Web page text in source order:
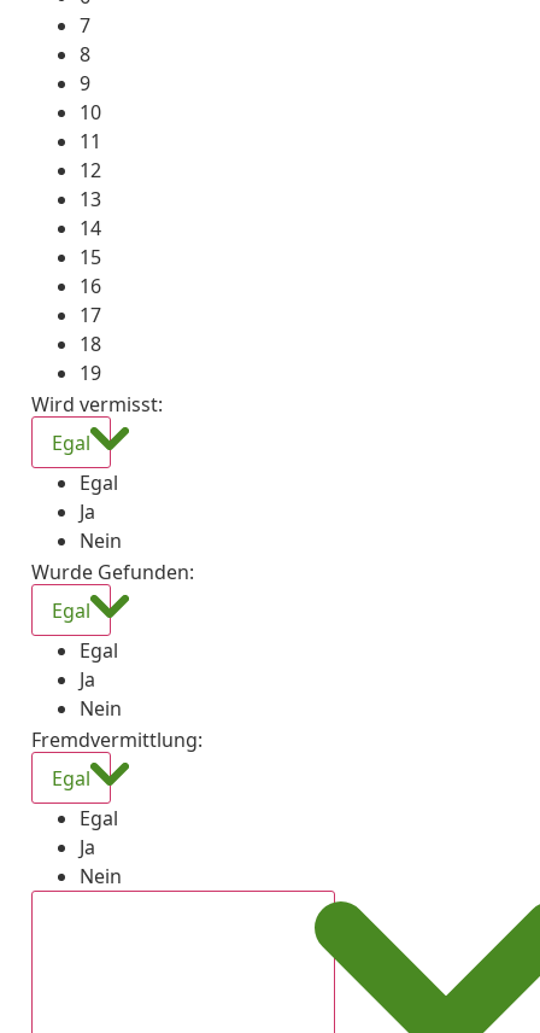
7
8
9
10
11
12
13
14
15
16
17
18
19
Wird vermisst:
Egal
Egal
Ja
Nein
Wurde Gefunden:
Egal
Egal
Ja
Nein
Fremdvermittlung:
Egal
Egal
Ja
Nein